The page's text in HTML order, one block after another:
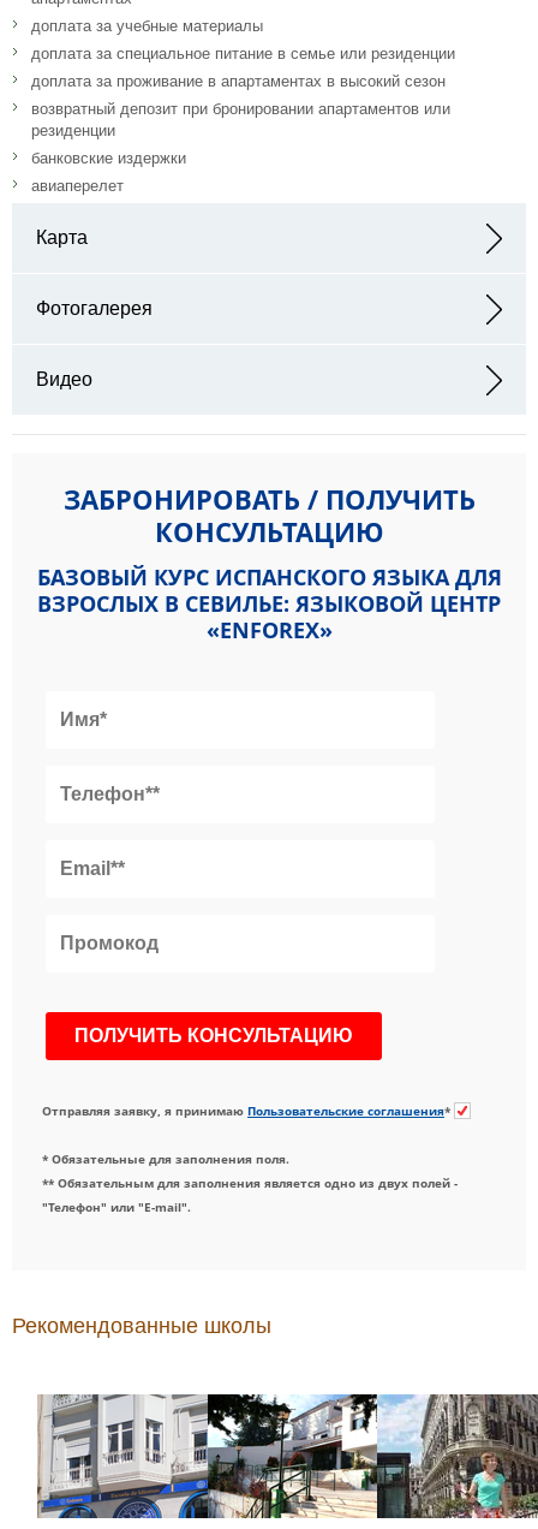
доплата за учебные материалы
доплата за специальное питание в семье или резиденции
доплата за проживание в апартаментах в высокий сезон
возвратный депозит при бронировании апартаментов или
резиденции
банковские издержки
авиаперелет
Карта
Фотогалерея
Видео
ЗАБРОНИРОВАТЬ / ПОЛУЧИТЬ
КОНСУЛЬТАЦИЮ
БАЗОВЫЙ КУРС ИСПАНСКОГО ЯЗЫКА ДЛЯ
ВЗРОСЛЫХ В СЕВИЛЬЕ: ЯЗЫКОВОЙ ЦЕНТР
«ENFOREX»
Отправляя заявку, я принимаю Пользовательские соглашения*
* Обязательные для заполнения поля.
** Обязательным для заполнения является одно из двух полей -
"Телефон" или "E-mail".
Рекомендованные школы